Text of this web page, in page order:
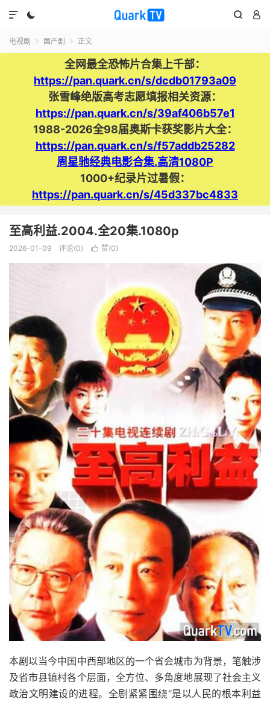
  

电视剧  国产剧  正文
全网最全恐怖片合集上千部：
https://pan.quark.cn/s/dcdb01793a09
张雪峰绝版高考志愿填报相关资源：
https://pan.quark.cn/s/39af406b57e1
1988-2026全98届奥斯卡获奖影片大全：
https://pan.quark.cn/s/f57addb25282
周星驰经典电影合集.高清1080P
1000+纪录片过暑假：
https://pan.quark.cn/s/45d337bc4833
至高利益‎.2004.全20集.1080p
2026-01-09 评论(0)  赞(0)
本剧以当今中国中西部地区的一个省会城市为背景，笔触涉
及省市县镇村各个层面，全方位、多角度地展现了社会主义
政治文明建设的进程。全剧紧紧围绕“是以人民的根本利益